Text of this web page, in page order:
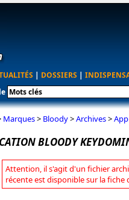
| DOSSIERS |
Marques> Bloody>Archives>
BLOODY
Attention, il s'agit d'un fichier
récente est disponible sur la fiche